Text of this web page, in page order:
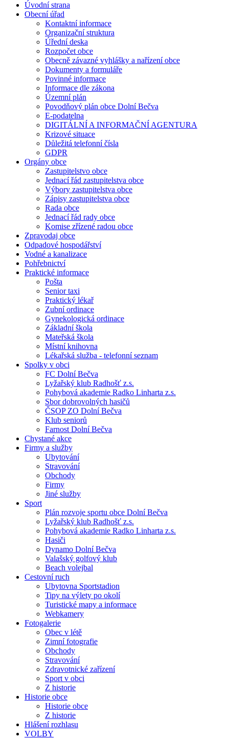
Úvodní strana
Obecní úřad
Kontaktní informace
Organizační struktura
Úřední deska
Rozpočet obce
Obecně závazné vyhlášky a nařízení obce
Dokumenty a formuláře
Povinné informace
Informace dle zákona
Územní plán
Povodňový plán obce Dolní Bečva
E-podatelna
DIGITÁLNÍ A INFORMAČNÍ AGENTURA
Krizové situace
Důležitá telefonní čísla
GDPR
Orgány obce
Zastupitelstvo obce
Jednací řád zastupitelstva obce
Výbory zastupitelstva obce
Zápisy zastupitelstva obce
Rada obce
Jednací řád rady obce
Komise zřízené radou obce
Zpravodaj obce
Odpadové hospodářství
Vodné a kanalizace
Pohřebnictví
Praktické informace
Pošta
Senior taxi
Praktický lékař
Zubní ordinace
Gynekologická ordinace
Základní škola
Mateřská škola
Místní knihovna
Lékařská služba - telefonní seznam
Spolky v obci
FC Dolní Bečva
Lyžařský klub Radhošť z.s.
Pohybová akademie Radko Linharta z.s.
Sbor dobrovolných hasičů
ČSOP ZO Dolní Bečva
Klub seniorů
Farnost Dolní Bečva
Chystané akce
Firmy a služby
Ubytování
Stravování
Obchody
Firmy
Jiné služby
Sport
Plán rozvoje sportu obce Dolní Bečva
Lyžařský klub Radhošť z.s.
Pohybová akademie Radko Linharta z.s.
Hasiči
Dynamo Dolní Bečva
Valašský golfový klub
Beach volejbal
Cestovní ruch
Ubytovna Sportstadion
Tipy na výlety po okolí
Turistické mapy a informace
Webkamery
Fotogalerie
Obec v létě
Zimní fotografie
Obchody
Stravování
Zdravotnické zařízení
Sport v obci
Z historie
Historie obce
Historie obce
Z historie
Hlášení rozhlasu
VOLBY